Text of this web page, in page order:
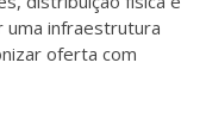
uma infraestrutura
oferta com